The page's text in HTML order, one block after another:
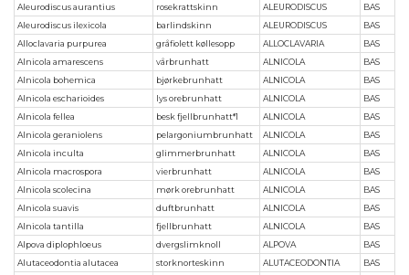
Aleurodiscus aurantius
rosekrattskinn ALEURODISCUS
BAS
Aleurodiscus ilexicola
barlindskinn ALEURODISCUS
BAS
Alloclavaria purpurea
gråfiolett køllesopp ALLOCLAVARIA
BAS
Alnicola amarescens
vårbrunhatt ALNICOLA
BAS
Alnicola bohemica
bjørkebrunhatt ALNICOLA
BAS
Alnicola escharioides
lys orebrunhatt ALNICOLA
BAS
Alnicola fellea
besk fjellbrunhatt*1 ALNICOLA
BAS
Alnicola geraniolens
pelargoniumbrunhatt ALNICOLA
BAS
Alnicola inculta
glimmerbrunhatt ALNICOLA
BAS
Alnicola macrospora
vierbrunhatt ALNICOLA
BAS
Alnicola scolecina
mørk orebrunhatt ALNICOLA
BAS
Alnicola suavis
duftbrunhatt ALNICOLA
BAS
Alnicola tantilla
fjellbrunhatt ALNICOLA
BAS
Alpova diplophloeus
dvergslimknoll ALPOVA
BAS
Alutaceodontia alutacea
storknorteskinn ALUTACEODONTIA
BAS